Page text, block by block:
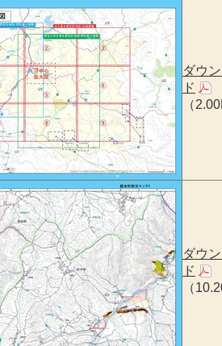
ダウ
ド
（
ダウ
ド
（